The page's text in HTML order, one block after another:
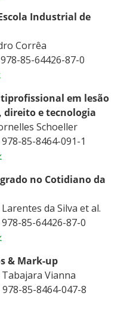
Industrial de
Corrêa
85-64426-87-0
em lesão
direito e tecnologia
Schoeller
85-8464-091-1
no Cotidiano da
da Silva et al.
85-64426-87-0
& Mark-up
Vianna
85-8464-047-8